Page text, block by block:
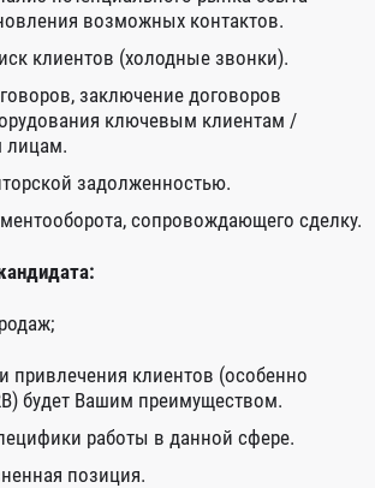
возможных контактов.
клиентов (холодные звонки).
заключение договоров
ключевым клиентам /
лицам.
задолженностью.
сопровождающего сделку.
привлечения клиентов (особенно
будет Вашим преимуществом.
работы в данной сфере.
позиция.